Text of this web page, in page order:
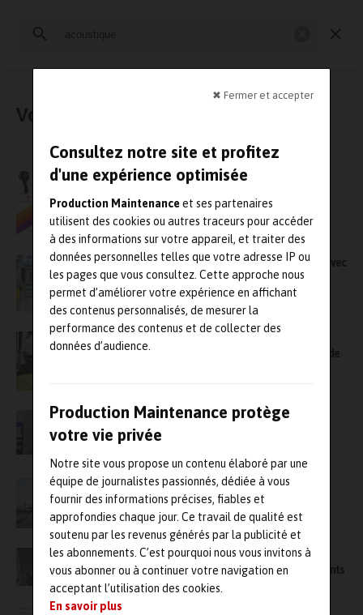
✖ Fermer et accepter
Consultez notre site et profitez
d'une expérience optimisée
Production Maintenanceet ses partenaires
utilisent des cookies ou autres traceurs pour accéder
à des informations sur votre appareil, et traiter des
données personnelles telles que votre adresse IP ou
les pages que vous consultez. Cette approche nous
permet d’améliorer votre expérience en affichant
des contenus personnalisés, de mesurer la
performance des contenus et de collecter des
données d’audience.
Production Maintenance protège
votre vie privée
Notre site vous propose un contenu élaboré par une
équipe de journalistes passionnés, dédiée à vous
fournir des informations précises, fiables et
approfondies chaque jour. Ce travail de qualité est
soutenu par les revenus générés par la publicité et
les abonnements. C’est pourquoi nous vous invitons à
vous abonner ou à continuer votre navigation en
acceptant l’utilisation des cookies.
En savoir plus
Vous avez cherché : « acoustique »
Prévenir les risques en industrie grâce a
l’imagerie thermique et acoustique
Révolutionner les inspections industrielles avec
l’imageur acoustique CRYSOUND
Comment Air Liquide a réduit ses déchets et
amélioré l’efficacité de ses tuyauteries à l’aide
Les fabricants réduisent leurs factures
d’énergie, pourtant en forte hausse, grâce à
Le 2e Rail Innovation Challenge récompense
une technologie acoustique de détection de
défauts
SDT LUBExpert, un assistant de graissage
acoustique pour aider à lubrifier les roulements